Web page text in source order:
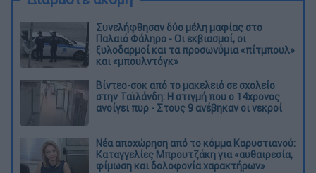
Συνελήφθησαν δύο μέλη μαφίας στο
Παλαιό Φάληρο - Οι εκβιασμοί, οι
ξυλοδαρμοί και τα προσωνύμια «πίτμπουλ»
και «μπουλντόγκ»
Βίντεο-σοκ από το μακελειό σε σχολείο
στην Ταϊλάνδη: Η στιγμή που ο 14χρονος
ανοίγει πυρ - Στους 9 ανέβηκαν οι νεκροί
Νέα αποχώρηση από το κόμμα Καρυστιανού:
Καταγγελίες Μπρουτζάκη για «αυθαιρεσία,
φίμωση και δολοφονία χαρακτήρων»